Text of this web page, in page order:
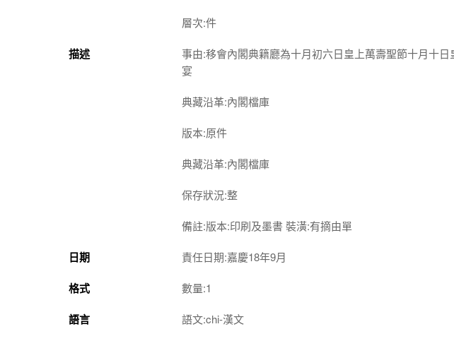
層次:件
描述
事由:移會內閣典籍廳為十月初六日皇上萬壽聖節十月十
宴
典藏沿革:內閣檔庫
版本:原件
典藏沿革:內閣檔庫
保存狀況:整
備註:版本:印刷及墨書 裝潢:有摘由單
日期 責任日期:嘉慶18年9月
格式 數量:1
語言 語文:chi-漢文